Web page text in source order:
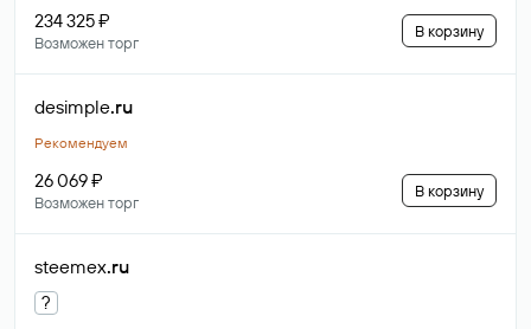
234 325 ₽
Возможен торг
В корзину
desimple.ru
Рекомендуем
26 069 ₽
Возможен торг
В корзину
steemex.ru
?